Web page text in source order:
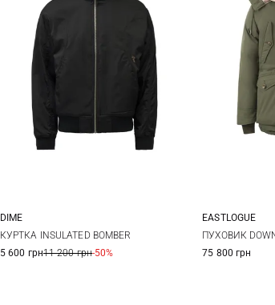
S M L
DIME
КУРТКА INSULATED BOMBER
5 600 грн11 200 грн-50%
S
EASTLOGUE
ПУХОВИК
75 800 грн